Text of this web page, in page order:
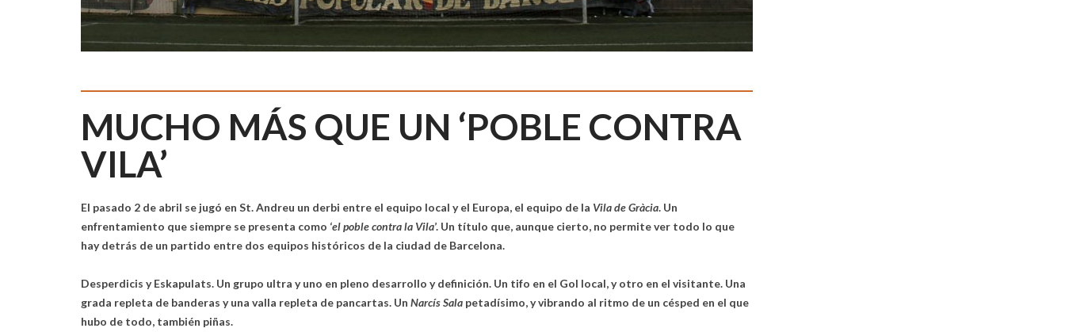
MUCHO MÁS QUE UN ‘POBLE CONTRA
VILA’
El pasado 2 de abril se jugó en St. Andreu un derbi entre el equipo local y el Europa, el equipo de la Vila de Gràcia. Un
enfrentamiento que siempre se presenta como ‘el poble contra la Vila’. Un título que, aunque cierto, no permite ver todo lo que
hay detrás de un partido entre dos equipos históricos de la ciudad de Barcelona.
Desperdicis y Eskapulats. Un grupo ultra y uno en pleno desarrollo y definición. Un tifo en el Gol local, y otro en el visitante. Una
grada repleta de banderas y una valla repleta de pancartas. Un Narcís Sala petadísimo, y vibrando al ritmo de un césped en el que
hubo de todo, también piñas.